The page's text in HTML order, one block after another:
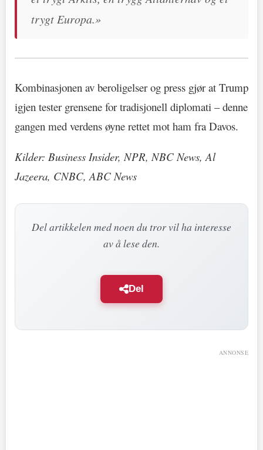
trygt Europa.»
Kombinasjonen av beroligelser og press gjør at Trump
igjen tester grensene for tradisjonell diplomati – denne
gangen med verdens øyne rettet mot ham fra Davos.
Kilder: Business Insider, NPR, NBC News, Al
Jazeera, CNBC, ABC News
Del artikkelen med noen du tror vil ha interesse
av å lese den.
Del
ANNONSE